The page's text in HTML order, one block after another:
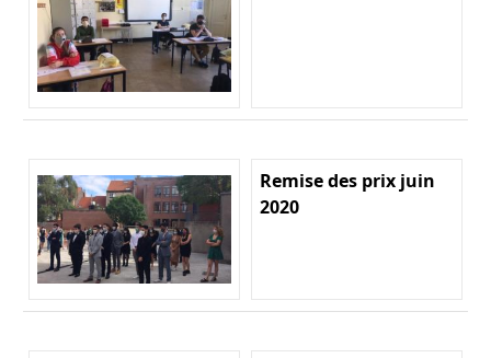
Remise des prix juin
2020